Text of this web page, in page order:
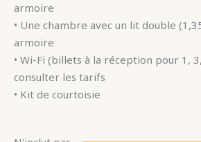
armoire
• Une chambre avec un lit double
armoire
• Wi-Fi (billets à la réception pour 1,
consulter les tarifs
• Kit de courtoisie